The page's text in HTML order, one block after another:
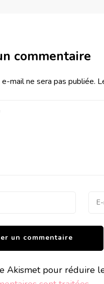
commentaire
mail ne sera pas publiée.
Akismet pour réduire